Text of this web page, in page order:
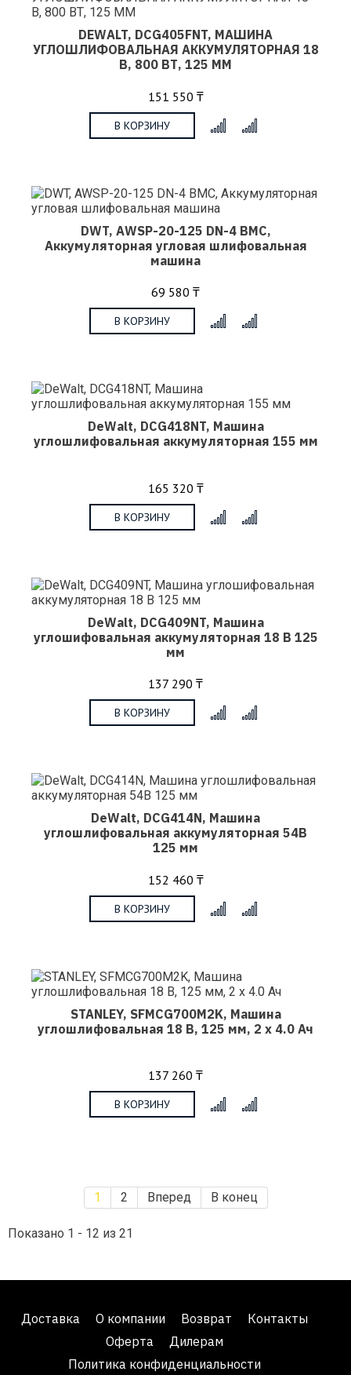
DEWALT, DCG405FNT, МАШИНА
УГЛОШЛИФОВАЛЬНАЯ АККУМУЛЯТОРНАЯ 18
В, 800 ВТ, 125 ММ
151 550 ₸
В КОРЗИНУ
DWT, AWSP-20-125 DN-4 BMC,
Аккумуляторная угловая шлифовальная
машина
69 580 ₸
В КОРЗИНУ
DeWalt, DCG418NT, Машина
углошлифовальная аккумуляторная 155 мм
165 320 ₸
В КОРЗИНУ
DeWalt, DCG409NT, Машина
углошифовальная аккумуляторная 18 В 125
мм
137 290 ₸
В КОРЗИНУ
DeWalt, DCG414N, Машина
углошлифовальная аккумуляторная 54В
125 мм
152 460 ₸
В КОРЗИНУ
STANLEY, SFMCG700M2K, Машина
углошлифовальная 18 В, 125 мм, 2 х 4.0 Ач
137 260 ₸
В КОРЗИНУ
1 2 Вперед В конец
Показано 1 - 12 из 21
Доставка О компании Возврат
Контакты
Оферта
Дилерам
Политика конфиденциальности